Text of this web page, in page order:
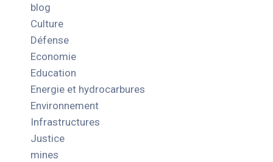
blog
Culture
Défense
Economie
Education
Energie et hydrocarbures
Environnement
Infrastructures
Justice
mines